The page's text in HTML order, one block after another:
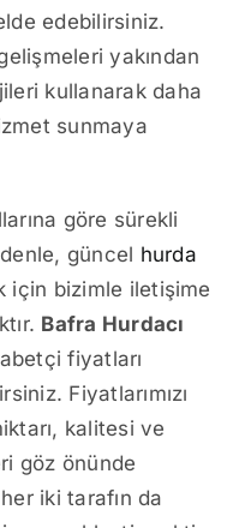
edebilirsiniz.
yakından
kullanarak daha
sunmaya
göre sürekli
güncel hurda
için bizimle iletişime
Bafra Hurdacı
fiyatları
Fiyatlarımızı
kalitesi ve
göz önünde
iki tarafın da